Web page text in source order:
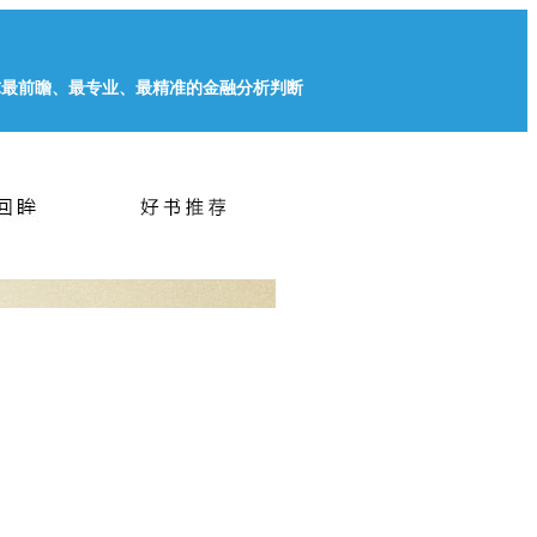
前瞻、最专业、最精准的金融分析判断